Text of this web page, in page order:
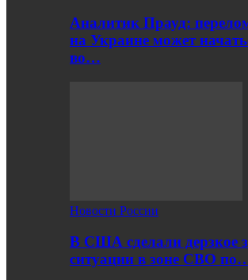
Аналитик Прауд:
на Украине может
во…
Новости России
В США сделали дерзкое
ситуации в зоне СВО